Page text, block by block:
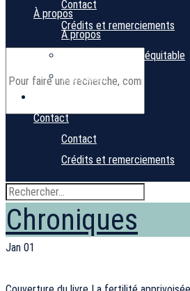
Contact
Crédits et remerciements
À propos
À propos
Clause d’utilisation équitable
Contribuer
Contact
Contact
Crédits et remerciements
Chroniques
Jan 01